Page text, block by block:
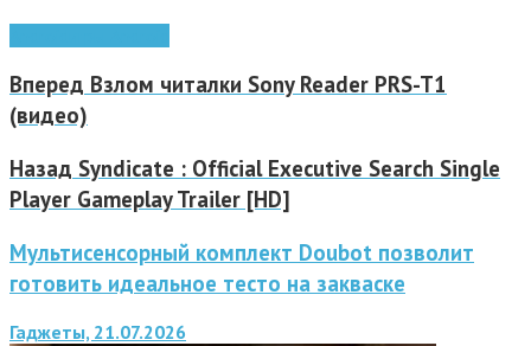
Вперед Взлом читалки Sony Reader PRS-T1
(видео)
Назад Syndicate : Official Executive Search Single
Player Gameplay Trailer [HD]
Мультисенсорный комплект Doubot позволит
готовить идеальное тесто на закваске
Гаджеты, 21.07.2026